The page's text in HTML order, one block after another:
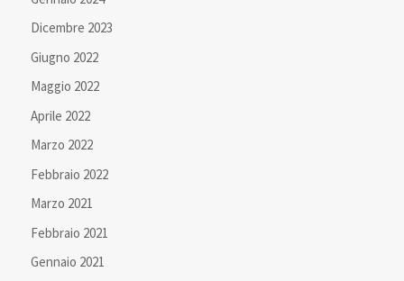
Dicembre 2023
Giugno 2022
Maggio 2022
Aprile 2022
Marzo 2022
Febbraio 2022
Marzo 2021
Febbraio 2021
Gennaio 2021